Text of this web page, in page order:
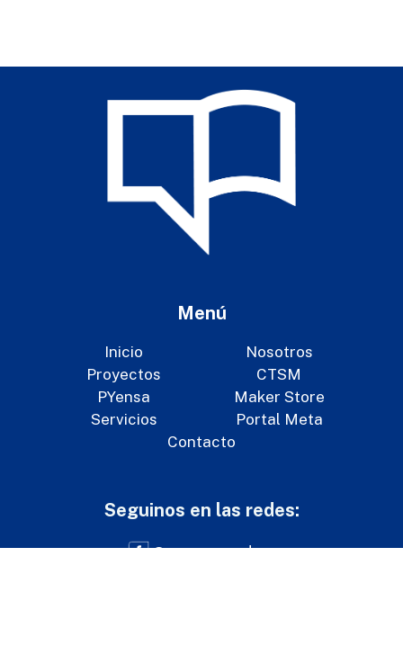
Menú
Inicio
Nosotros
Proyectos
CTSM
PYensa
Maker Store
Servicios
Portal Meta
Contacto
Seguinos en las redes:
@paraguayeduca